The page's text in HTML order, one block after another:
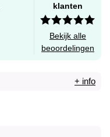
klanten
Bekijk alle
beoordelingen
+ info